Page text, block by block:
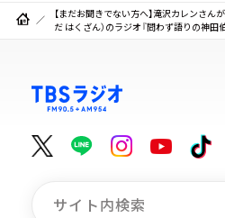
【まだお聞きでない方へ】滝沢カレンさん
だ はくざん）のラジオ『問わず語りの神田